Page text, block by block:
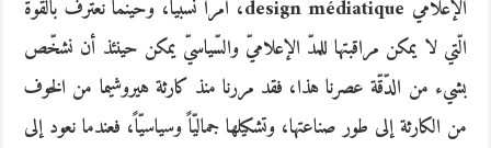
الإعلاميّ design médiatique، أمراً نسبيّاً، وحينما نعترف بالقوّة
الّتي لا يمكن مراقبتها للمدّ الإعلاميّ والسّياسيّ يمكن حينئذ أن نشخّص
بشيء من الدّقّة عصرنا هذا، فقد مررنا منذ كارثة هيروشيما من الخوف
من الكارثة إلى طور صناعتها، وتشكيلها جماليّاً وسياسيّاً، فعندما نعود إلى